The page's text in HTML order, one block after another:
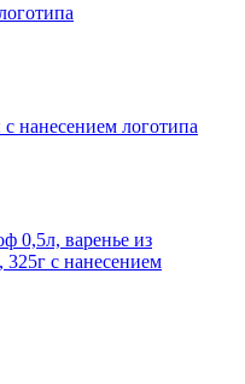
нанесением логотипа
0,5л, варенье из
с нанесением